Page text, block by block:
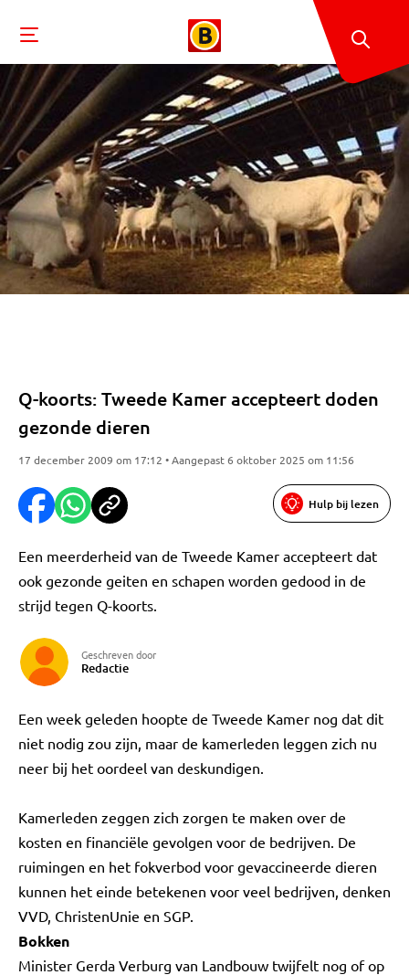
Q-koorts: Tweede Kamer accepteert doden
gezonde dieren
17 december 2009 om 17:12 • Aangepast 6 oktober 2025 om 11:56
Hulp bij lezen
Een meerderheid van de Tweede Kamer accepteert dat
ook gezonde geiten en schapen worden gedood in de
strijd tegen Q-koorts.
Geschreven door
Redactie
Een week geleden hoopte de Tweede Kamer nog dat dit
niet nodig zou zijn, maar de kamerleden leggen zich nu
neer bij het oordeel van deskundigen.
Kamerleden zeggen zich zorgen te maken over de
kosten en financiële gevolgen voor de bedrijven. De
ruimingen en het fokverbod voor gevaccineerde dieren
kunnen het einde betekenen voor veel bedrijven, denken
VVD, ChristenUnie en SGP.
Bokken
Minister Gerda Verburg van Landbouw twijfelt nog of op